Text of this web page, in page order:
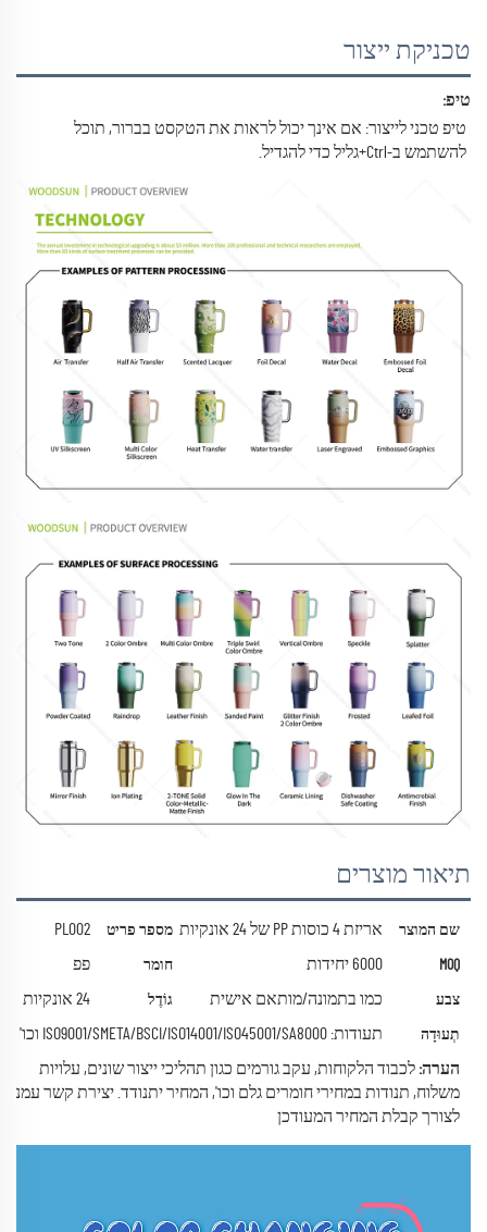
טכניקת ייצור
טיפ:
להשתמש ב-Ctrl+גליל כדי להגדיל.
תיאור מוצרים
שם המוצר אריזת 4 כוסות PP של 24 אונקיות מספר פריט PL002
MOQ 6000 יחידות חומר פפ
צבע כמו בתמונה/מותאם אישית גוֹדֶל 24 אונקיות
תְעוּדָה
תעודות: ISO9001/SMETA/BSCI/ISO14001/ISO45001/SA8000 וכו'
הערה: לכבוד הלקוחות, עקב גורמים כגון תהליכי ייצור שונים, עלויות
משלוח, תנודות במחירי חומרים גלם וכו', המחיר יתנודד.יצירת קשר עמנו
לצורך קבלת המחיר המעודכן